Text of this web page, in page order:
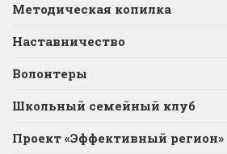
Методическая копилка
Наставничество
Волонтеры
Школьный семейный клуб
Проект «Эффективный регион»